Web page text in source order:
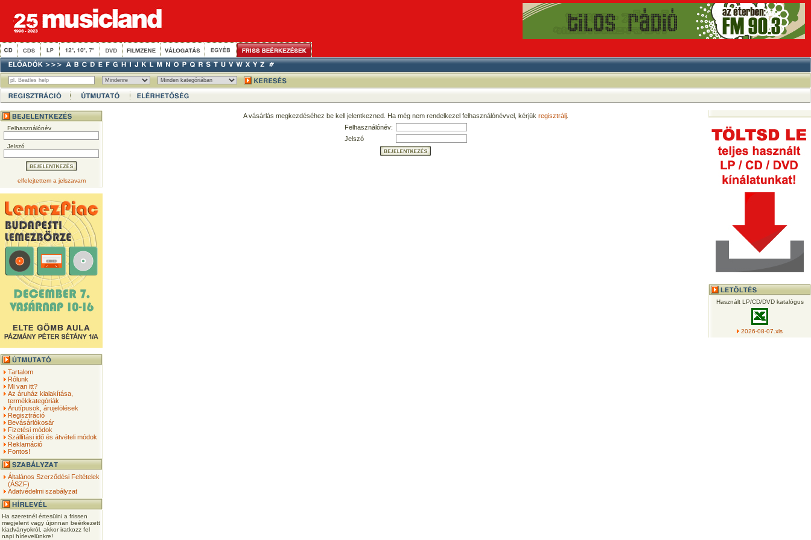
Felhasználónév
Jelszó
elfelejtettem a jelszavam
Tartalom
Rólunk
Mi van itt?
Az áruház kialakítása,
termékkategóriák
Árutípusok, árujelölések
Regisztráció
Bevásárlókosár
Fizetési módok
Szállítási idő és átvételi módok
Reklamáció
Fontos!
Általános Szerződési Feltételek
(ÁSZF)
Adatvédelmi szabályzat
Ha szeretnél értesülni a frissen
megjelent vagy újonnan beérkezett
kiadványokról, akkor iratkozz fel
napi hírlevelünkre!
A vásárlás megkezdéséhez be kell jelentkezned. Ha még nem rendelkezel felhasználónévvel, kérjük regisztrálj.
Felhasználónév:
Jelszó
Használt LP/CD/DVD katalógus
2026-08-07.xls